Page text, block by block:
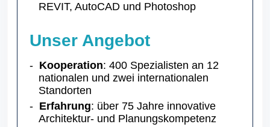
REVIT, AutoCAD und Photoshop
Unser Angebot
Kooperation: 400 Spezialisten an 12
nationalen und zwei internationalen
Standorten
Erfahrung: über 75 Jahre innovative
Architektur- und Planungskompetenz